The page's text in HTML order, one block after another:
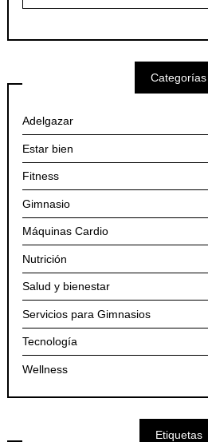
Artículos
Categorías
Adelgazar
Estar bien
Fitness
Gimnasio
Máquinas Cardio
Nutrición
Salud y bienestar
Servicios para Gimnasios
Tecnología
Wellness
Etiquetas